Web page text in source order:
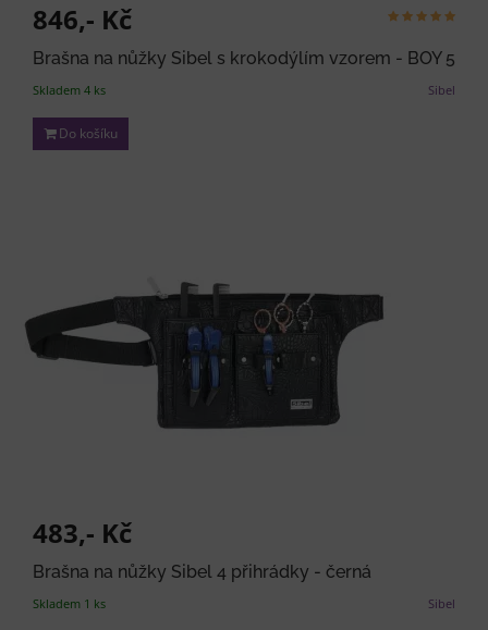
846,- Kč
Brašna na nůžky Sibel s krokodýlím vzorem - BOY 5
Sibel
Skladem 4 ks
Do košíku
483,- Kč
Brašna na nůžky Sibel 4 přihrádky - černá
Sibel
Skladem 1 ks